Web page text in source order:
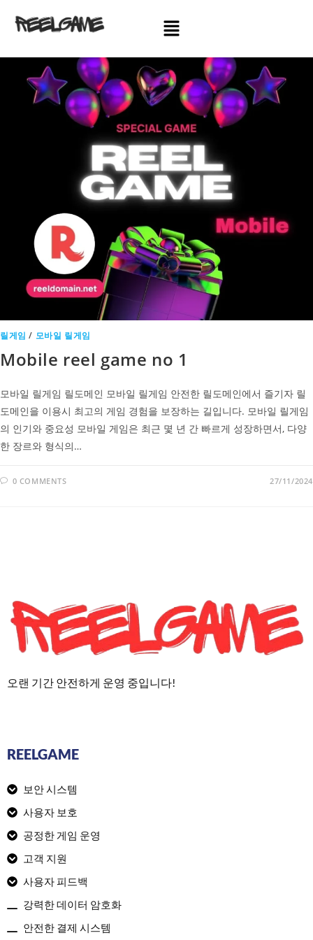
릴게임 / 모바일 릴게임
Mobile reel game no 1
모바일 릴게임 릴도메인 모바일 릴게임 안전한 릴도메인에서 즐기자 릴
도메인을 이용시 최고의 게임 경험을 보장하는 길입니다. 모바일 릴게임
의 인기와 중요성 모바일 게임은 최근 몇 년 간 빠르게 성장하면서, 다양
한 장르와 형식의…
0 COMMENTS 27/11/2024
오랜 기간 안전하게 운영 중입니다!
REELGAME
보안 시스템
사용자 보호
공정한 게임 운영
고객 지원
사용자 피드백
강력한 데이터 암호화
안전한 결제 시스템